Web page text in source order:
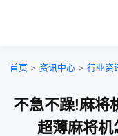
首页 > 资讯中心 > 行业资
不急不躁!麻将
超薄麻将